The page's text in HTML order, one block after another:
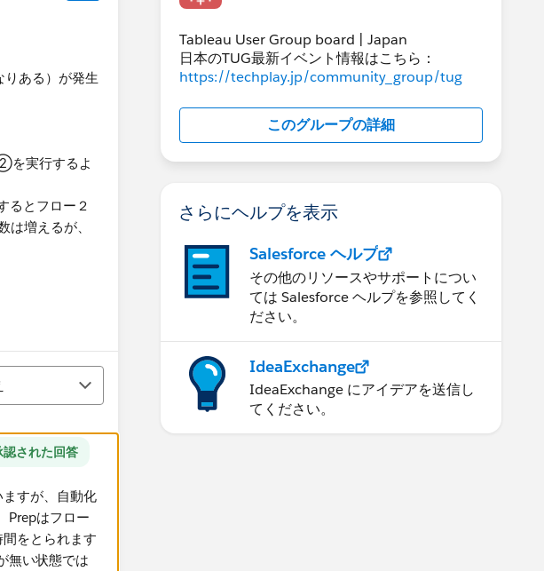
りある）が発生
を実行するよ
るとフロー２
増えるが、
認された回答
すが、自動化
Prepはフロー
をとられます
無い状態では
Tableau User Group board | Japan
日本のTUG最新イベント情報はこちら：
https://techplay.jp/community_group/tug
このグループの詳細
さらにヘルプを表示
Salesforce ヘルプ
その他のリソースやサポートについ
ては Salesforce ヘルプを参照してく
ださい。
IdeaExchange
IdeaExchange にアイデアを送信し
てください。